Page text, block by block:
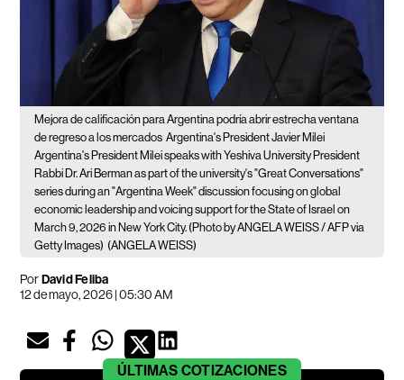
Mejora de calificación para Argentina podría abrir estrecha ventana
de regreso a los mercados Argentina's President Javier Milei
Argentina's President Milei speaks with Yeshiva University President
Rabbi Dr. Ari Berman as part of the university's "Great Conversations"
series during an "Argentina Week" discussion focusing on global
economic leadership and voicing support for the State of Israel on
March 9, 2026 in New York City. (Photo by ANGELA WEISS / AFP via
Getty Images) (ANGELA WEISS)
PorDavid Feliba
12 de mayo, 2026 | 05:30 AM
ÚLTIMAS COTIZACIONES